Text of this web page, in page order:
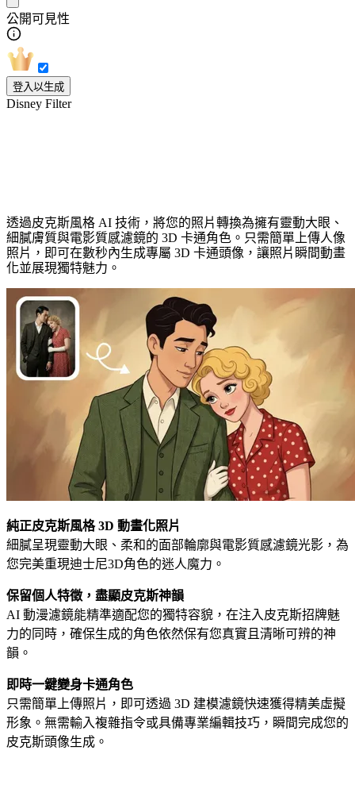
公開可見性
登入以生成
Disney Filter
透過皮克斯風格 AI 技術，將您的照片轉換為擁有靈動大眼、
細膩膚質與電影質感濾鏡的 3D 卡通角色。只需簡單上傳人像
照片，即可在數秒內生成專屬 3D 卡通頭像，讓照片瞬間動畫
化並展現獨特魅力。
純正皮克斯風格 3D 動畫化照片
細膩呈現靈動大眼、柔和的面部輪廓與電影質感濾鏡光影，為
您完美重現迪士尼3D角色的迷人魔力。
保留個人特徵，盡顯皮克斯神韻
AI 動漫濾鏡能精準適配您的獨特容貌，在注入皮克斯招牌魅
力的同時，確保生成的角色依然保有您真實且清晰可辨的神
韻。
即時一鍵變身卡通角色
只需簡單上傳照片，即可透過 3D 建模濾鏡快速獲得精美虛擬
形象。無需輸入複雜指令或具備專業編輯技巧，瞬間完成您的
皮克斯頭像生成。